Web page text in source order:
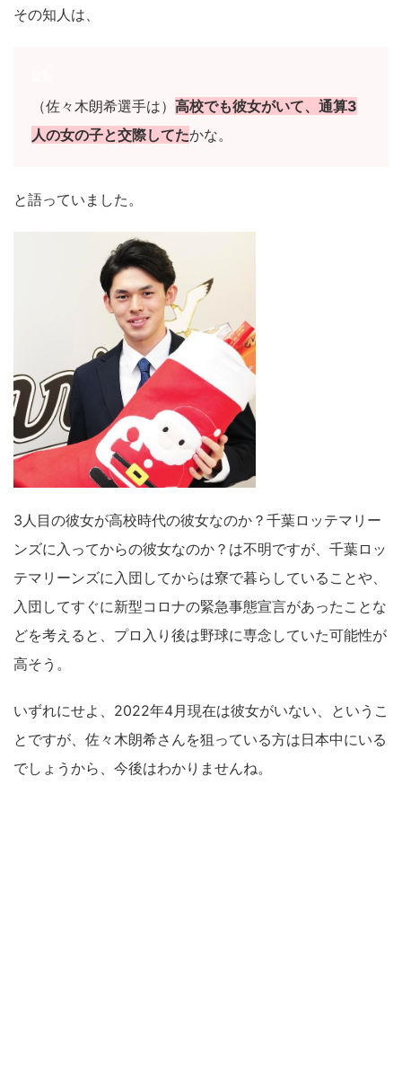
その知人は、
（佐々木朗希選手は） 高校でも彼女がいて、通算3
人の女の子と交際してたかな。
と語っていました。
3人目の彼女が高校時代の彼女なのか？千葉ロッテマリー
ンズに入ってからの彼女なのか？は不明ですが、千葉ロッ
テマリーンズに入団してからは寮で暮らしていることや、
入団してすぐに新型コロナの緊急事態宣言があったことな
どを考えると、プロ入り後は野球に専念していた可能性が
高そう。
いずれにせよ、2022年4月現在は彼女がいない、というこ
とですが、佐々木朗希さんを狙っている方は日本中にいる
でしょうから、今後はわかりませんね。